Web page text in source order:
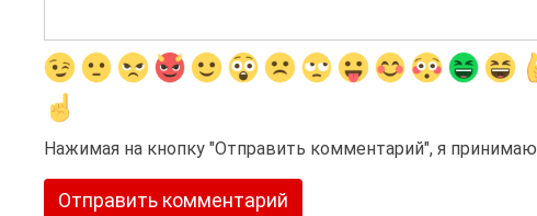
Нажимая на кнопку "Отправить комментарий", я принимаю